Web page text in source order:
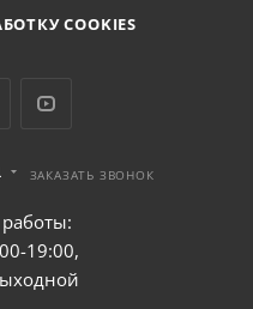
COOKIES
ЗАКАЗАТЬ ЗВОНОК
19:00,